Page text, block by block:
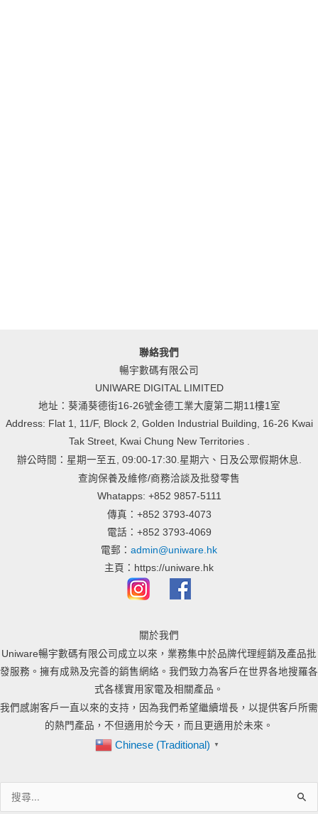
聯絡我們
暢宇數碼有限公司
UNIWARE DIGITAL LIMITED
地址：葵涌葵德街16-26號金德工業大廈第二期11樓1室
Address: Flat 1, 11/F, Block 2, Golden Industrial Building, 16-26 Kwai
Tak Street, Kwai Chung New Territories .
辦公時間：星期一至五, 09:00-17:30.星期六、日及公眾假期休息.
查詢保養及維修/商務洽談及批發零售
Whatapps: +852 9857-5111
傳真：+852 3793-4073
電話：+852 3793-4069
電郵： admin@uniware.hk
主頁：https://uniware.hk
關於我們
Uniware暢宇數碼有限公司成立以來，業務集中於品牌代理經銷及產品批
發服務。擁有成熟及完善的銷售網絡。我們致力為客戶在世界各地搜羅各
式各樣實用家電及相關產品。
我們感謝客戶一直以來的支持，因為我們希望繼續增長，以提供客戶所需
的熱門產品，不但適用於今天，而且更適用於未來。
Chinese (Traditional) ▼